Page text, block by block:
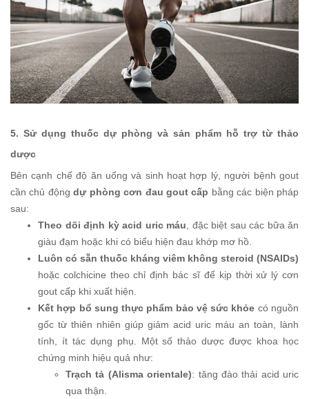
5. Sử dụng thuốc dự phòng và sản phẩm hỗ trợ từ thảo
dược
Bên cạnh chế độ ăn uống và sinh hoạt hợp lý, người bệnh gout
cần chủ độngdự phòng cơn đau gout cấp bằng các biện pháp
sau:
Theo dõi định kỳ acid uric máu, đặc biệt sau các bữa ăn
giàu đạm hoặc khi có biểu hiện đau khớp mơ hồ.
Luôn có sẵn thuốc kháng viêm không steroid (NSAIDs)
hoặc colchicine theo chỉ định bác sĩ để kịp thời xử lý cơn
gout cấp khi xuất hiện.
Kết hợp bổ sung thực phẩm bảo vệ sức khỏe có nguồn
gốc từ thiên nhiên giúp giảm acid uric máu an toàn, lành
tính, ít tác dụng phụ. Một số thảo dược được khoa học
chứng minh hiệu quả như:
Trạch tả (Alisma orientale): tăng đào thải acid uric
qua thận.